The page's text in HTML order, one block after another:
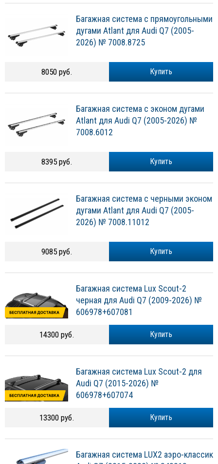
Багажная система с прямоугольными
дугами Atlant для Audi Q7 (2005-
2026) № 7008.8725
Купить
8050 руб.
Багажная система с эконом дугами
Atlant для Audi Q7 (2005-2026) №
7008.6012
Купить
8395 руб.
Багажная система с черными эконом
дугами Atlant для Audi Q7 (2005-
2026) № 7008.11012
Купить
9085 руб.
Багажная система Lux Scout-2
черная для Audi Q7 (2009-2026) №
606978+607081
Купить
14300 руб.
Багажная система Lux Scout-2 для
Audi Q7 (2015-2026) №
606978+607074
Купить
13300 руб.
Багажная система LUX2 аэро-классик